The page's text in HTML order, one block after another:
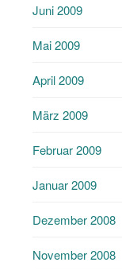
Juni 2009
Mai 2009
April 2009
März 2009
Februar 2009
Januar 2009
Dezember 2008
November 2008